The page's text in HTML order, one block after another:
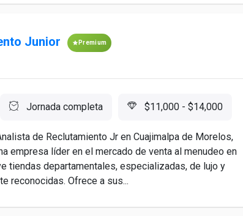
Junior Premium
Jornada completa $11,000 - $14,000
de Reclutamiento Jr en Cuajimalpa de Morelos,
empresa líder en el mercado de venta al menudeo en
tiendas departamentales, especializadas, de lujo y
reconocidas. Ofrece a sus...